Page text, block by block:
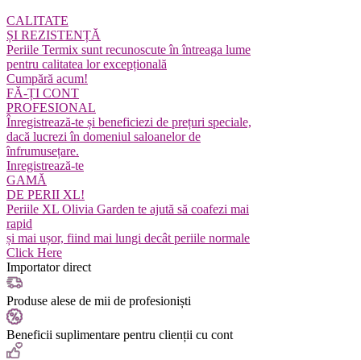
CALITATE
ȘI REZISTENȚĂ
Periile Termix sunt recunoscute în întreaga lume
pentru calitatea lor excepțională
Cumpără acum!
FĂ-ȚI CONT
PROFESIONAL
Înregistrează-te și beneficiezi de prețuri speciale,
dacă lucrezi în domeniul saloanelor de
înfrumusețare.
Inregistrează-te
GAMĂ
DE PERII XL!
Periile XL Olivia Garden te ajută să coafezi mai
rapid
și mai ușor, fiind mai lungi decât periile normale
Click Here
Importator direct
Produse alese de mii de profesioniști
Beneficii suplimentare pentru clienții cu cont